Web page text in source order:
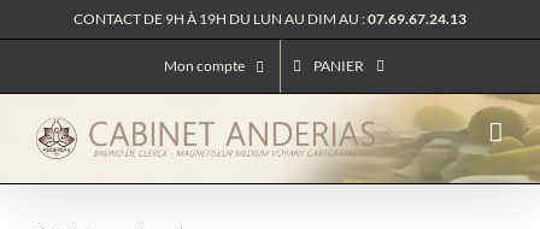
au
CONTACT DE 9H À 19H DU LUN AU DIM AU :07.69.67.24.13
Mon compte PANIER